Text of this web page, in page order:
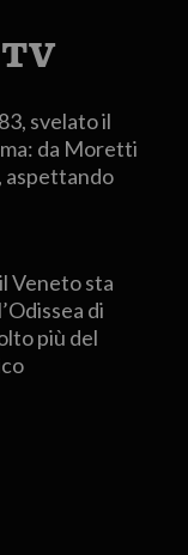
svelato il
da Moretti
aspettando
Veneto sta
di
più del